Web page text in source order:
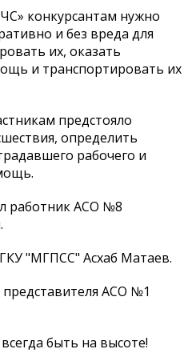
конкурсантам нужно
и без вреда для
их, оказать
и транспортировать их
предстояло
определить
рабочего и
работник АСО №8
"МГПСС" Асхаб Матаев.
АСО №1
быть на высоте!